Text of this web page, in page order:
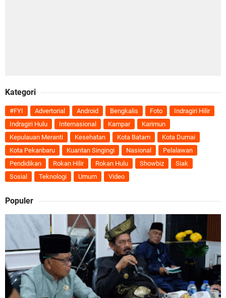
Kategori
#FYI Advertorial Android Bengkalis Foto
Indragiri Hilir
Indragiri Hulu
Internasional Kampar
Karimun
Kepulauan Meranti
Kesehatan Kota Batam
Kota Dumai
Kota Pekanbaru
Kuantan Singingi Nasional
Pelalawan
Pendidikan
Rokan Hilir Rokan Hulu Showbiz
Siak
Sosial
Teknologi Umum Video
Populer